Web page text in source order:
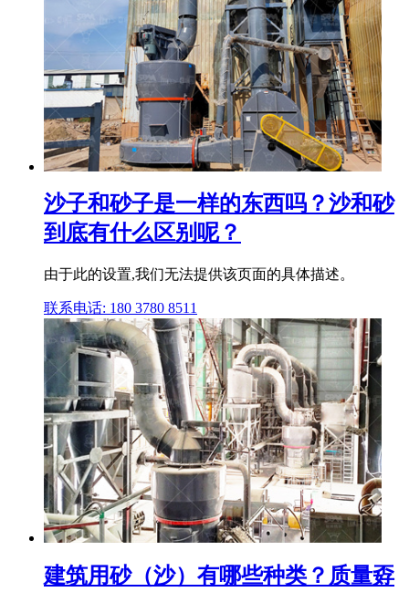
沙子和砂子是一样的东西吗？沙和砂
到底有什么区别呢？
由于此的设置,我们无法提供该页面的具体描述。
联系电话: 180 3780 8511
建筑用砂（沙）有哪些种类？质量孬